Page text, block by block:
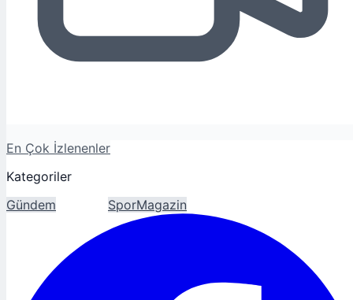
En Çok İzlenenler
Kategoriler
Gündem
SporMagazin